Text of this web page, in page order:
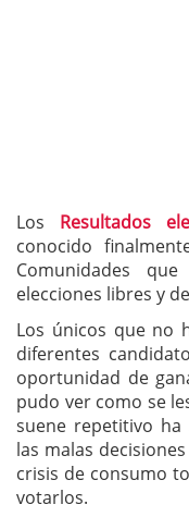
Los Resultados
conocido
Comunidades
elecciones libres y
Los únicos que no
diferentes
oportunidad de
pudo ver como se
suene repetitivo
las malas
crisis de consumo
votarlos.